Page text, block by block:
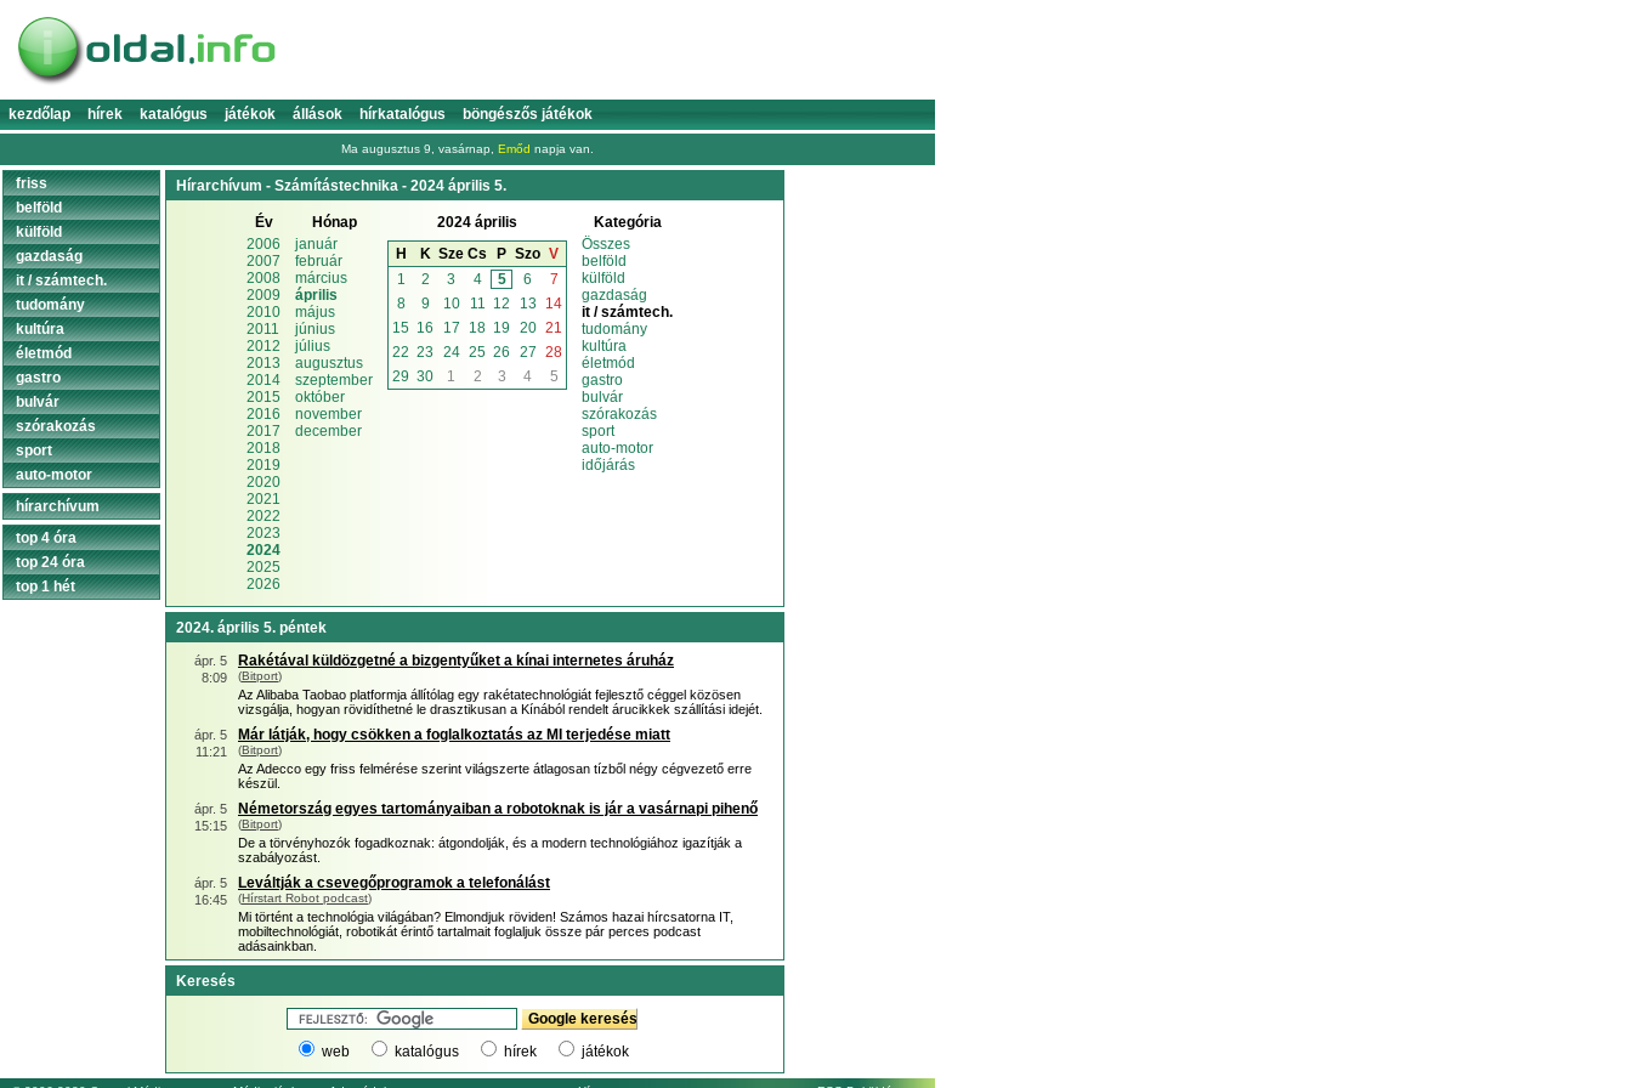
kezdőlap hírek katalógus játékok állások hírkatalógus böngészős játékok
Ma augusztus 9, vasárnap, Emőd napja van.
Hírarchívum - Számítástechnika - 2024 április 5.
Év
2006
2007
2008
2009
2010
2011
2012
2013
2014
2015
2016
2017
2018
2019
2020
2021
2022
2023
2024
2025
2026
Hónap
január
február
március
április
május
június
július
augusztus
szeptember
október
november
december
2024 április
H
K Sze Cs P Szo V
1
2 3 4 5 6
7
8
9 10 11 12 13
14
15 16 17 18 19 20 21
22 23 24 25 26 27 28
29 30 1 2 3 4 5
Kategória
Összes
belföld
külföld
gazdaság
it / számtech.
tudomány
kultúra
életmód
gastro
bulvár
szórakozás
sport
auto-motor
időjárás
2024. április 5. péntek
ápr. 5
8:09
Rakétával küldözgetné a bizgentyűket a kínai internetes áruház
(Bitport)
Az Alibaba Taobao platformja állítólag egy rakétatechnológiát fejlesztő céggel közösen
vizsgálja, hogyan rövidíthetné le drasztikusan a Kínából rendelt árucikkek szállítási idejét.
ápr. 5
11:21
Már látják, hogy csökken a foglalkoztatás az MI terjedése miatt
(Bitport)
Az Adecco egy friss felmérése szerint világszerte átlagosan tízből négy cégvezető erre
készül.
ápr. 5
15:15
Németország egyes tartományaiban a robotoknak is jár a vasárnapi pihenő
(Bitport)
De a törvényhozók fogadkoznak: átgondolják, és a modern technológiához igazítják a
szabályozást.
ápr. 5
16:45
Leváltják a csevegőprogramok a telefonálást
(Hírstart Robot podcast)
Mi történt a technológia világában? Elmondjuk röviden! Számos hazai hírcsatorna IT,
mobiltechnológiát, robotikát érintő tartalmait foglaljuk össze pár perces podcast
adásainkban.
Keresés
web katalógus hírek játékok
friss
belföld
külföld
gazdaság
it / számtech.
tudomány
kultúra
életmód
gastro
bulvár
szórakozás
sport
auto-motor
hírarchívum
top 4 óra
top 24 óra
top 1 hét